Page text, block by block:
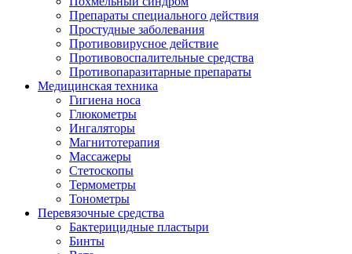
Препараты специального действия
Простудные заболевания
Противовирусное действие
Противовоспалительные средства
Противопаразитарные препараты
Медицинская техника
Гигиена носа
Глюкометры
Ингаляторы
Магнитотерапия
Массажеры
Стетоскопы
Термометры
Тонометры
Перевязочные средства
Бактерицидные пластыри
Бинты